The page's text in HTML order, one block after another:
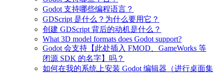
Godot 支持哪些编程语言？
GDScript 是什么？为什么要用它？
创建 GDScript 背后的动机是什么？
What 3D model formats does Godot support?
Godot 会支持【此处插入 FMOD、GameWorks 等
闭源 SDK 的名字】吗？
如何在我的系统上安装 Godot 编辑器（进行桌面集